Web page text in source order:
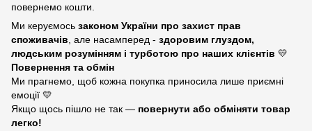
повернемо кошти.
Ми керуємось законом України про захист прав
споживачів , але насамперед - здоровим глуздом,
людським розумінням і турботою про наших клієнтів 💛
Повернення та обмін
Ми прагнемо, щоб кожна покупка приносила лише приємні
емоції 💛
Якщо щось пішло не так — повернути або обміняти товар
легко!